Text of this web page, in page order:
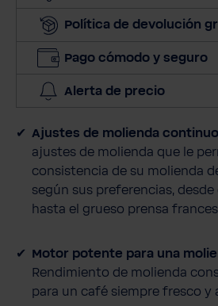
Política de devolución
Pago cómodo y seguro
Alerta de precio
Ajustes de molienda
ajustes de molienda que le
consistencia de su molienda
según sus preferencias,
hasta el grueso prensa
Motor potente para una
Rendimiento de molienda
para un café siempre fresco y